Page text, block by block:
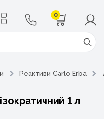
0
Реактиви Carlo Erba
1 л